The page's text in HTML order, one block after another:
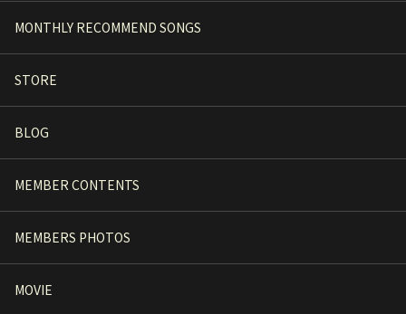
MONTHLY RECOMMEND SONGS
STORE
BLOG
MEMBER CONTENTS
MEMBERS PHOTOS
MOVIE